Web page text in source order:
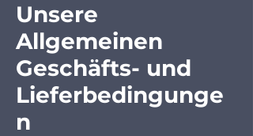
Unsere
Allgemeinen
Geschäfts- und
Lieferbedingunge
n